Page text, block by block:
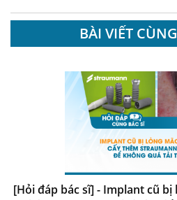
BÀI VIẾT
[Hỏi đáp bác sĩ] - Implant cũ